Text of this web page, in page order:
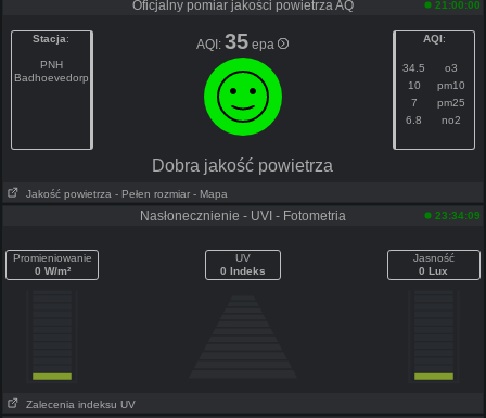
Oficjalny pomiar jakości powietrza AQ 21:00:00
Stacja:
PNH
Badhoevedorp
AQI:35 epa AQI:
34.5
o3
10
pm10
7
pm25
6.8
no2
Dobra jakość powietrza
Jakość powietrza - Pełen rozmiar - Mapa
Nasłonecznienie - UVI - Fotometria 23:34:09
Promieniowanie
0 W/m²
UV
0 Indeks
Jasność
0 Lux
Zalecenia indeksu UV